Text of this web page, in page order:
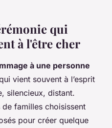
qui
à l'être cher
à une personne
vient souvent à l’esprit
silencieux, distant.
familles choisissent
pour créer quelque